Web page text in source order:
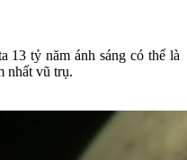
13 tỷ năm ánh sáng có thể là
nhất vũ trụ.